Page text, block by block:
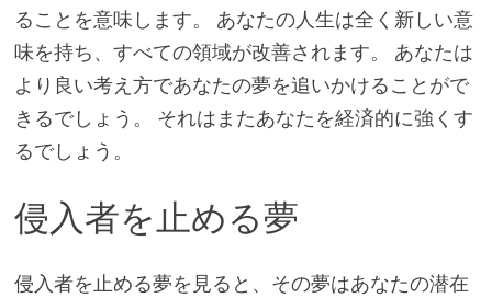
ることを意味します。 あなたの人生は全く新しい意
味を持ち、すべての領域が改善されます。 あなたは
より良い考え方であなたの夢を追いかけることがで
きるでしょう。 それはまたあなたを経済的に強くす
るでしょう。
侵入者を止める夢
侵入者を止める夢を見ると、その夢はあなたの潜在